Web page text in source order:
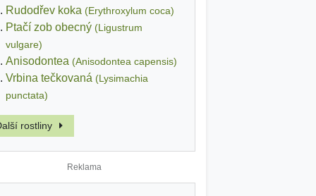
Rudodřev koka (Erythroxylum coca)
Ptačí zob obecný (Ligustrum
vulgare)
Anisodontea (Anisodontea capensis)
Vrbina tečkovaná (Lysimachia
punctata)
rostliny